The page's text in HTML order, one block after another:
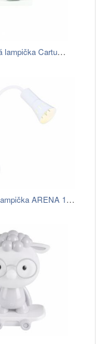
Veľká stolová lampička Cartunia Design…
Flexibilná lampička ARENA 1xE14/40W…